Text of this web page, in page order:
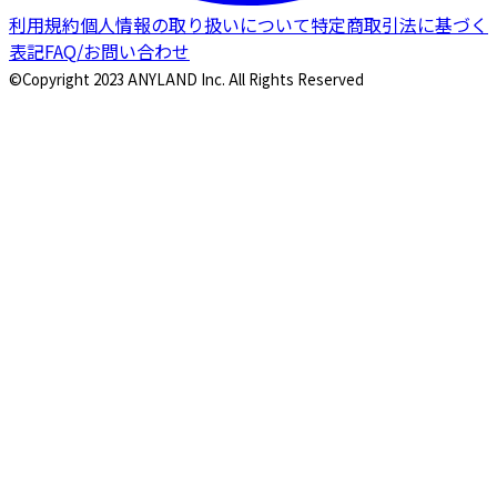
利用規約個人情報の取り扱いについて特定商取引法に基づく
表記FAQ/お問い合わせ
©Copyright 2023 ANYLAND Inc. All Rights Reserved